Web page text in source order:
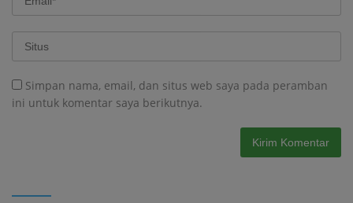
Simpan nama, email, dan situs web saya pada peramban
ini untuk komentar saya berikutnya.